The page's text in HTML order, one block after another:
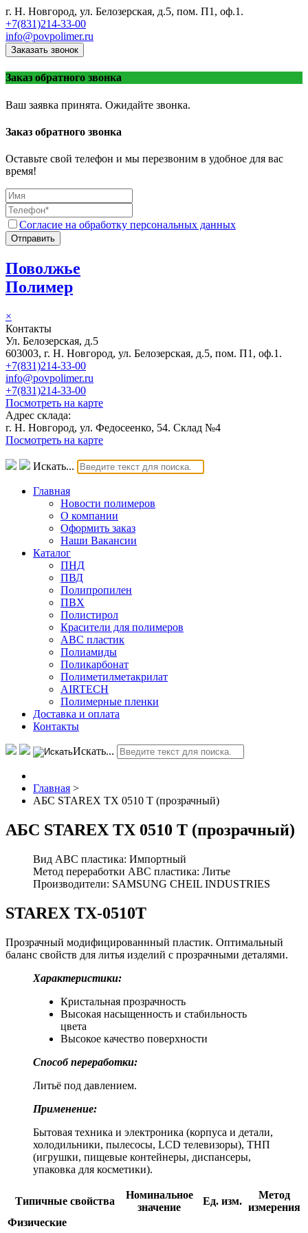
г. Н. Новгород, ул. Белозерская, д.5, пом. П1, оф.1.
+7(831)214-33-00
info@povpolimer.ru
Заказать звонок
Заказ обратного звонка
Ваш заявка принята. Ожидайте звонка.
Заказ обратного звонка
Оставьте свой телефон и мы перезвоним в удобное для вас
время!
Согласие на обработку персональных данных
Отправить
Поволжье
Полимер
×
Контакты
Ул. Белозерская, д.5
603003, г. Н. Новгород, ул. Белозерская, д.5, пом. П1, оф.1.
+7(831)214-33-00
info@povpolimer.ru
+7(831)214-33-00
Посмотреть на карте
Адрес склада:
г. Н. Новгород, ул. Федосеенко, 54. Склад №4
Посмотреть на карте
Искать...
Главная
Новости полимеров
О компании
Оформить заказ
Наши Вакансии
Каталог
ПНД
ПВД
Полипропилен
ПВХ
Полистирол
Красители для полимеров
АВС пластик
Полиамиды
Поликарбонат
Полиметилметакрилат
AIRTECH
Полимерные пленки
Доставка и оплата
Контакты
Искать...
Главная >
АБС STAREX TX 0510 Т (прозрачный)
АБС STAREX TX 0510 Т (прозрачный)
Вид ABC пластика: Импортный
Метод переработки ABC пластика: Литье
Производители: SAMSUNG CHEIL INDUSTRIES
STAREX TX-0510Т
Прозрачный модифицированнный пластик. Оптимальный
баланс свойств для литья изделий с прозрачными деталями.
Характеристики:
Кристальная прозрачность
Высокая насыщенность и стабильность
цвета
Высокое качество поверхности
Способ переработки:
Литьё под давлением.
Применение:
Бытовая техника и электроника (корпуса и детали,
холодильники, пылесосы, LCD телевизоры), ТНП
(игрушки, пищевые контейнеры, диспансеры,
упаковка для косметики).
Типичные свойства
Номинальное
значение
Ед. изм.
Метод
измерения
Физические